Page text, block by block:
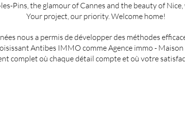
Pins, the glamour of Cannes and the beauty of
Your project, our priority. Welcome home!
nous a permis de développer des méthodes
Antibes IMMO comme Agence immo - Maison
complet où chaque détail compte et où votre